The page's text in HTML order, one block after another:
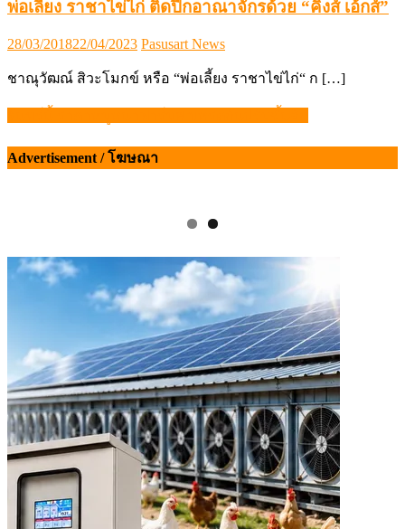
พ่อเลี้ยง ราชาไข่ไก่ ติดปีกอาณาจักรด้วย “คิงส์ เอ้กส์”
Posted
28/03/201822/04/2023 Author
Pasusart News
ชาณุวัฒณ์ สิวะโมกข์ หรือ “พ่อเลี้ยง ราชาไข่ไก่“ ก […]
แนะแนว
เรื่อง
Advertisement / โฆษณา